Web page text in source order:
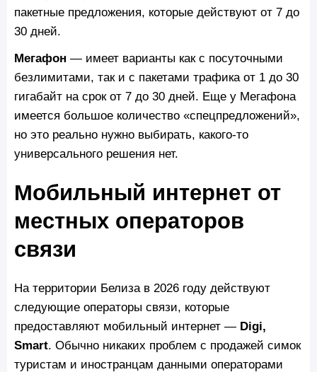
пакетные предложения, которые действуют от 7 до
30 дней.
Мегафон — имеет варианты как с посуточными
безлимитами, так и с пакетами трафика от 1 до 30
гигабайт на срок от 7 до 30 дней. Еще у Мегафона
имеется большое количество «спецпредложений»,
но это реально нужно выбирать, какого-то
универсального решения нет.
Мобильный интернет от
местных операторов
связи
На территории Белиза в 2026 году действуют
следующие операторы связи, которые
предоставляют мобильный интернет — Digi,
Smart. Обычно никаких проблем с продажей симок
туристам и иностранцам данными операторами